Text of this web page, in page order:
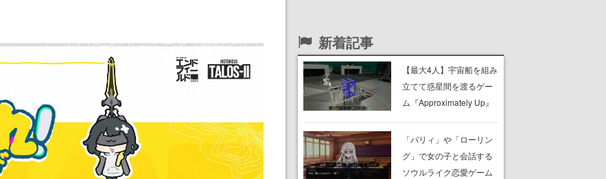
新着記事
【最大4人】宇宙船を組み
立てて惑星間を渡るゲー
ム『Approximately Up』
Steam「非常に好評」。
誰かが適当にパーツを組
めば、機体はあっけなく
「パリィ」や「ローリン
グ」で女の子と会話する
ソウルライク恋愛ゲーム